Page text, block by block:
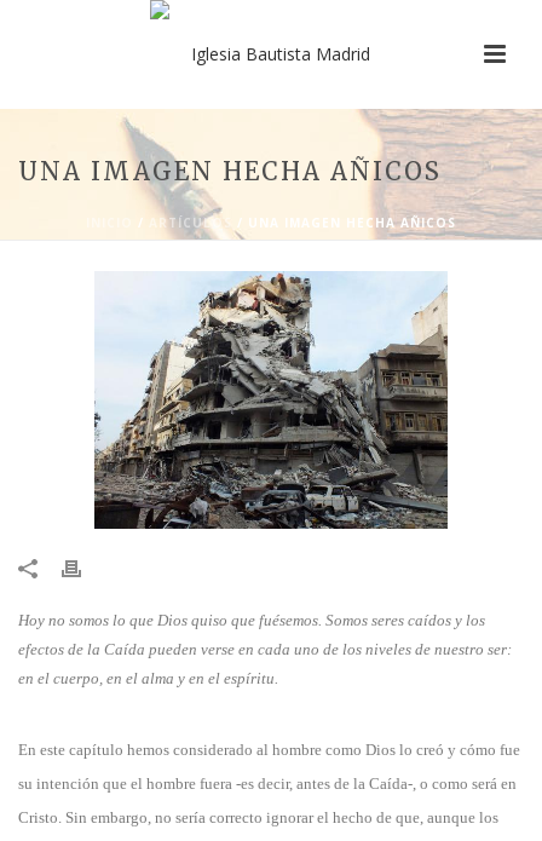
UNA IMAGEN HECHA AÑICOS
/ ARTÍCULOS / UNA IMAGEN HECHA AÑICOS
​Hoy no somos lo que Dios quiso que fuésemos. Somos seres caídos y los
efectos de la Caída pueden verse en cada uno de los niveles de nuestro ser:
en el cuerpo, en el alma y en el espíritu.
En este capítulo hemos considerado al hombre como Dios lo creó y cómo fue
su intención que el hombre fuera -es decir, antes de la Caída-, o como será en
Cristo. Sin embargo, no sería correcto ignorar el hecho de que, aunque los